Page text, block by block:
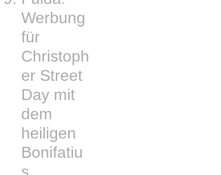
Werbung
für
Christoph
er Street
Day mit
dem
heiligen
Bonifatiu